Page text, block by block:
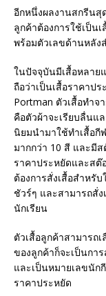
อีกหนึ่งผลงานสกรีนสุ
ลูกค้าต้องการใช้เป็น
พร้อมตัวเลขด้านหลัง
ในปัจจุบันมีเสื้อหลาย
ถือว่าเป็นเสื้อราคาป
Portman ตัวเสื้อทำจ
คือตัวผ้าจะเรียบลื่นแ
นิยมนำมาใช้ทำเสื้อกี
มากกว่า 10 สี และมี
ราคาประหยัดและสต๊
ต้องการสั่งเสื้อสำหรั
ชัวร์ๆ และสามารถสั่
นักเรียน
ตัวเสื้อลูกค้าสามารถ
ของลูกค้าก็จะเป็นกา
และเป็นหมายเลขนัก
ราคาประหยัด